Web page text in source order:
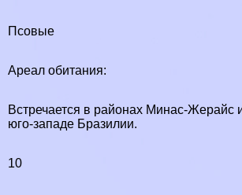
Псовые
Ареал обитания:
Встречается в районах Минас-Жерайс
юго-западе Бразилии.
10